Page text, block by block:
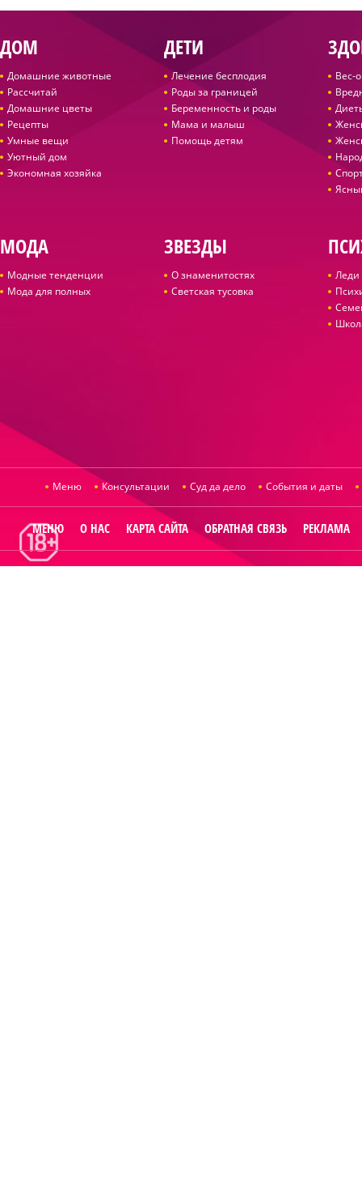
ДОМ
Домашние животные
Рассчитай
Домашние цветы
Рецепты
Умные вещи
Уютный дом
Экономная хозяйка
ДЕТИ
Лечение бесплодия
Роды за границей
Беременность и роды
Мама и малыш
Помощь детям
Вес-
МОДА
Модные тенденции
Мода для полных
ЗВЕЗДЫ
О знаменитостях
Светская тусовка
Леди
Меню Консультации Суд да дело События и даты
МЕНЮ О НАС КАРТА САЙТА ОБРАТНАЯ СВЯЗЬ РЕКЛАМА